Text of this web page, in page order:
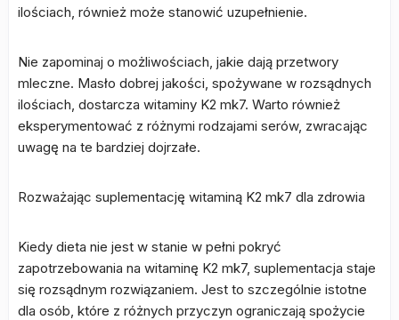
ilościach, również może stanowić uzupełnienie.
Nie zapominaj o możliwościach, jakie dają przetwory
mleczne. Masło dobrej jakości, spożywane w rozsądnych
ilościach, dostarcza witaminy K2 mk7. Warto również
eksperymentować z różnymi rodzajami serów, zwracając
uwagę na te bardziej dojrzałe.
Rozważając suplementację witaminą K2 mk7 dla zdrowia
Kiedy dieta nie jest w stanie w pełni pokryć
zapotrzebowania na witaminę K2 mk7, suplementacja staje
się rozsądnym rozwiązaniem. Jest to szczególnie istotne
dla osób, które z różnych przyczyn ograniczają spożycie